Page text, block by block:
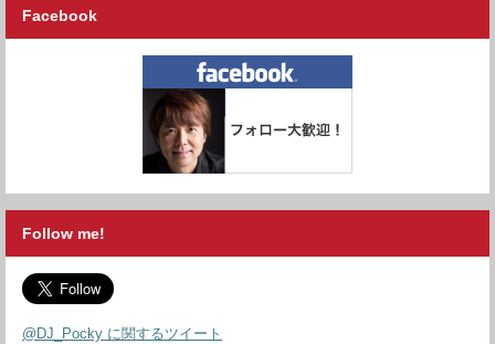
Facebook
Follow me!
@DJ_Pocky に関するツイート